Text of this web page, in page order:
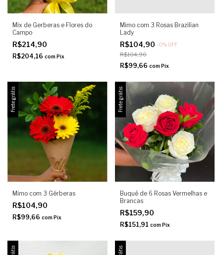
Mix de Gerberas e Flores do
Campo
R$214,90
R$204,16 com Pix
Mimo com 3 Rosas Brazilian
Lady
R$104,90 -0% OFF
R$104,90
R$99,66 com Pix
Frete grátis
Mimo com 3 Gérberas
R$104,90
R$99,66 com Pix
Frete grátis
Buquê de 6 Rosas Vermelhas e
Brancas
R$159,90
R$151,91 com Pix